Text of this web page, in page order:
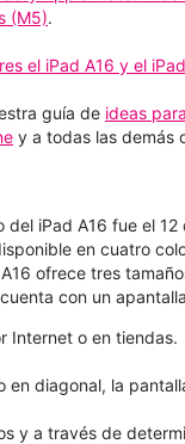
(M5).
el iPad A16 y el
guía de ideas
y a todas las demás
del iPad A16 fue el
en cuatro
ofrece tres
con un
Internet o en tiendas.
diagonal, la
y a través de